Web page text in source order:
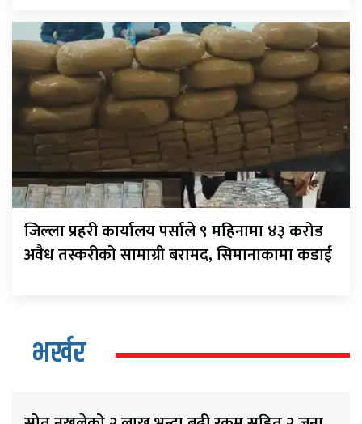
जिल्ला प्रहरी कार्यालय पर्साले ९ महिनामा ४३ करोड
अवैध तस्करीको सामाग्री बरामद, सिमानाकामा कडाई
भर्खर